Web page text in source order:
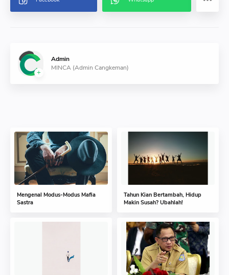
Admin
MINCA (Admin Cangkeman)
Mengenal Modus-Modus Mafia
Sastra
Tahun Kian Bertambah, Hidup
Makin Susah? Ubahlah!